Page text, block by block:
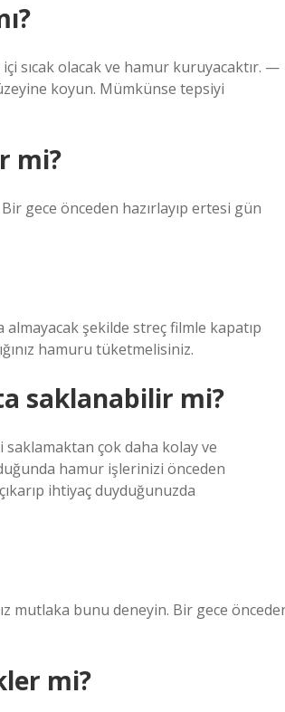
sıcak olacak ve hamur kuruyacaktır. —
koyun. Mümkünse tepsiyi
mi?
gece önceden hazırlayıp ertesi gün
almayacak şekilde streç filmle kapatıp
hamuru tüketmelisiniz.
saklanabilir mi?
çok daha kolay ve
hamur işlerinizi önceden
ihtiyaç duyduğunuzda
mutlaka bunu deneyin. Bir gece
mi?